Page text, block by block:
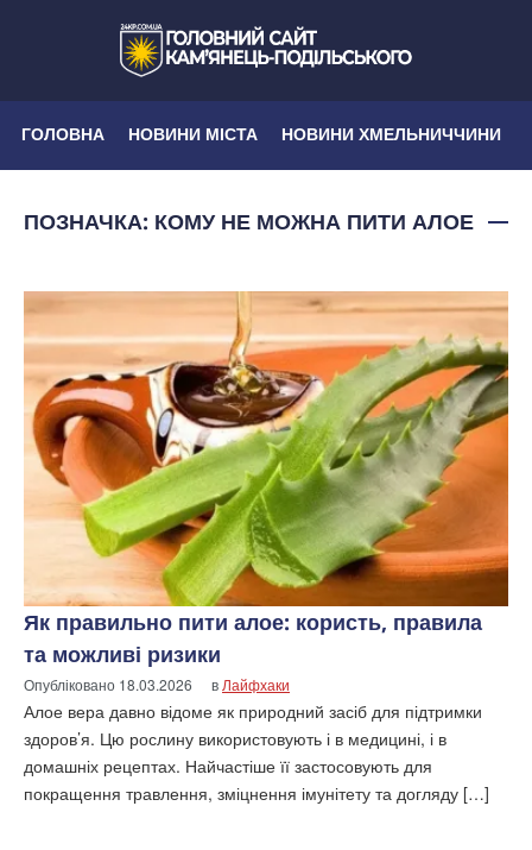
ГОЛОВНА НОВИНИ МІСТА НОВИНИ ХМЕЛЬНИЧЧИНИ
ПОЗНАЧКА: КОМУ НЕ МОЖНА ПИТИ АЛОЕ
Як правильно пити алое: користь, правила
та можливі ризики
Опубліковано 18.03.2026 в Лайфхаки
Алое вера давно відоме як природний засіб для підтримки
здоров’я. Цю рослину використовують і в медицині, і в
домашніх рецептах. Найчастіше її застосовують для
покращення травлення, зміцнення імунітету та догляду […]